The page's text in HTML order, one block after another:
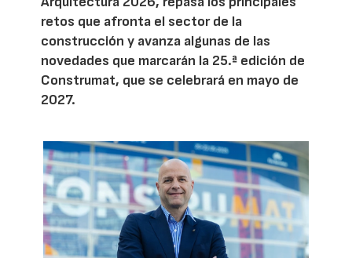
retos que afronta el sector de la
construcción y avanza algunas de las
novedades que marcarán la 25.ª edición de
Construmat, que se celebrará en mayo de
2027.